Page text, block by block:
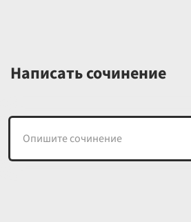
Написать сочинение